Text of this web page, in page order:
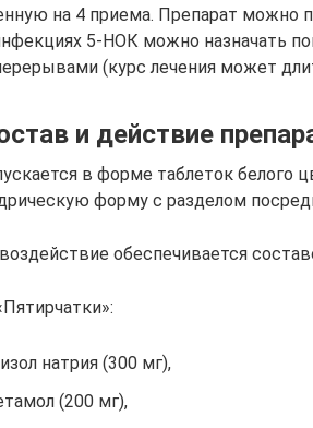
на 4 приема. Препарат можно
5-НОК можно назначать
(курс лечения может
и действие
в форме таблеток белого
форму с разделом
обеспечивается
натрия (300 мг),
(200 мг),